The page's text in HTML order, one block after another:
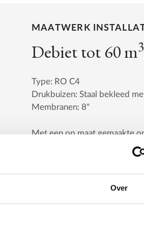
Over
MAATWERK
Debiet tot 60 m3
Type: RO C4
Drukbuizen: Staal bekleed
Membranen: 8"
Met een op maat gemaakte
installatie is het mogelijk om
/uur te behalen. De plant
standaardplanten, maar